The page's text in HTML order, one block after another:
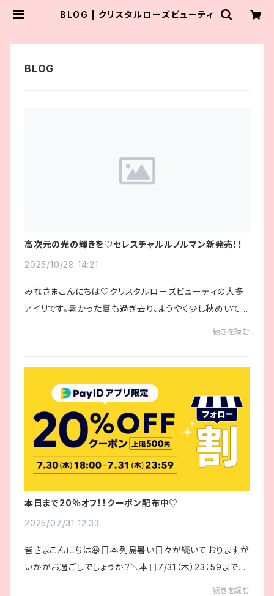
BLOG | クリスタルローズビューティ
高次元の光の輝きを♡セレスチャルルノルマン新発売！！
2025/10/28 14:21
みなさまこんにちは♡クリスタルローズビューティの大多
アイリです。暑かった夏も過ぎ去り、ようやく少し秋めいてき
続きを読む
本日まで20％オフ！！クーポン配布中♡
2025/07/31 12:33
皆さまこんにちは😃日本列島暑い日々が続いておりますが
いかがお過ごしでしょうか？＼本日7/31（木）23：59まで！
続きを読む